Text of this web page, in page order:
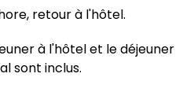
retour à l'hôtel.
à l'hôtel et le déjeuner
sont inclus.